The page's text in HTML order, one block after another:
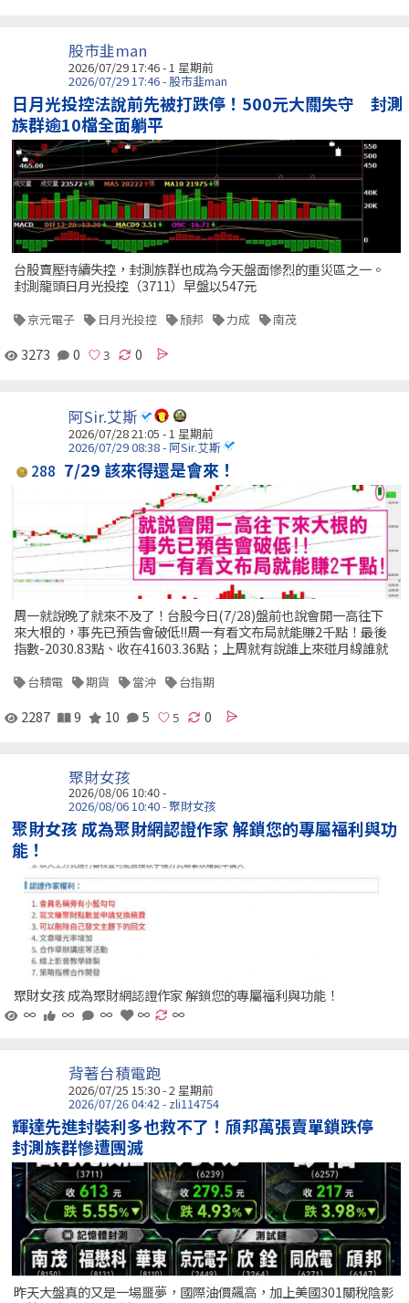
股市韭man
2026/07/29 17:46 - 1 星期前
2026/07/29 17:46 - 股市韭man
日月光投控法說前先被打跌停！500元大關失守 封測
族群逾10檔全面躺平
台股賣壓持續失控，封測族群也成為今天盤面慘烈的重災區之一。
封測龍頭日月光投控（3711）早盤以547元
京元電子 日月光投控 頎邦 力成 南茂
3273 0 0
阿Sir.艾斯
2026/07/28 21:05 - 1 星期前
2026/07/29 08:38 - 阿Sir.艾斯
288 7/29 該來得還是會來！
周一就說晚了就來不及了！台股今日(7/28)盤前也說會開一高往下
來大根的，事先已預告會破低!!周一有看文布局就能賺2千點！最後
指數-2030.83點、收在41603.36點；上周就有說誰上來碰月線誰就
台積電 期貨 當沖 台指期
2287 9 10 5 0
聚財女孩
2026/08/06 10:40 -
2026/08/06 10:40 - 聚財女孩
聚財女孩 成為聚財網認證作家 解鎖您的專屬福利與功
能！
聚財女孩 成為聚財網認證作家 解鎖您的專屬福利與功能！
∞
∞ ∞ ∞ ∞
背著台積電跑
2026/07/25 15:30 - 2 星期前
2026/07/26 04:42 - zli114754
輝達先進封裝利多也救不了！頎邦萬張賣單鎖跌停
封測族群慘遭團滅
昨天大盤真的又是一場噩夢，國際油價飆高，加上美國301關稅陰影